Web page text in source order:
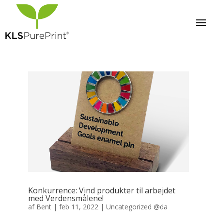
Konkurrence: Vind produkter til arbejdet
med Verdensmålene!
af Bent |feb 11, 2022 |Uncategorized @da